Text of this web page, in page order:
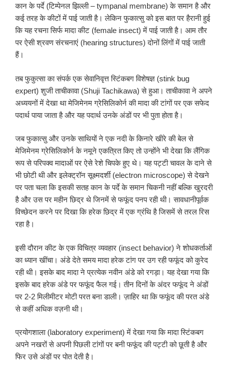
कान के पर्दे (टिम्पेनल झिल्ली – tympanal membrane) के समान है और
कई तरह के कीटों में पाई जाती है। लेकिन फुकात्सु को इस बात पर हैरानी हुई
कि यह रचना सिर्फ मादा कीट (female insect) में पाई जाती है। आम तौर
पर ऐसी श्रवण संरचनाएं (hearing structures) दोनों लिंगों में पाई जाती
हैं।
तब फुकुत्सा का संपर्क एक सेवानिवृत्त स्टिंकबग विशेषज्ञ (stink bug
expert) शुजी ताचीकावा (Shuji Tachikawa) से हुआ। ताचीकावा ने अपने
अध्ययनों में देखा था मेजिमेनम ग्रेसिलिकोर्न की मादा की टांगों पर एक सफेद
पदार्थ पाया जाता है और यह पदार्थ उनके अंडों पर भी पुता होता है।
जब फुकात्सु और उनके साथियों ने एक नदी के किनारे खीरे की बेल से
मेजिमेनम ग्रेसिलिकोर्न के नमूने एकत्रित किए तो उन्होंने भी देखा कि लैंगिक
रूप से परिपक्व मादाओं पर ऐसे रेशे चिपके हुए थे। यह पट्टी चावल के दाने से
भी छोटी थी और इलेक्ट्रॉन सूक्ष्मदर्शी (electron microscope) से देखने
पर पता चला कि इसकी सतह कान के पर्दे के समान चिकनी नहीं बल्कि खुरदरी
है और उस पर महीन छिद्र थे जिनमें से फफूंद पनप रही थी। सावधानीपूर्वक
विच्छेदन करने पर दिखा कि हरेक छिद्र में एक ग्रंथि है जिसमें से तरल रिस
रहा है।
इसी दौरान कीट के एक विचित्र व्यवहार (insect behavior) ने शोधकर्ताओं
का ध्यान खींचा। अंडे देते समय मादा हरेक टांग पर उग रही फफूंद को कुरेद
रही थी। इसके बाद मादा ने प्रत्येक नवीन अंडे को रगड़ा। यह देखा गया कि
इसके बाद हरेक अंडे पर फफूंद फैल गई। तीन दिनों के अंदर फफूंद ने अंडों
पर 2-2 मिलीमीटर मोटी परत बना डाली। ज़ाहिर था कि फफूंद की परत अंडे
से कहीं अधिक वज़नी थी।
प्रयोगशाला (laboratory experiment) में देखा गया कि मादा स्टिंकबग
अपने नखरों से अपनी पिछली टांगों पर बनी फफूंद की पट्टी को छूती है और
फिर उसे अंडों पर पोत देती है।